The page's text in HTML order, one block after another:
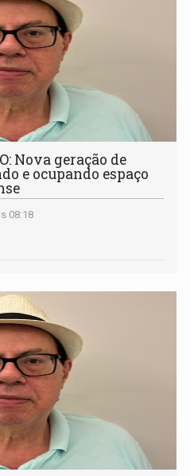
Nova geração de
e ocupando espaço
08:18